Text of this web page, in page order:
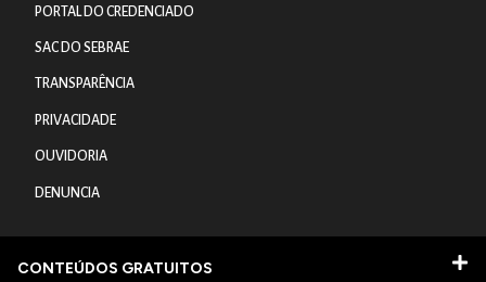
PORTAL DO CREDENCIADO
SAC DO SEBRAE
TRANSPARÊNCIA
PRIVACIDADE
OUVIDORIA
DENUNCIA
CONTEÚDOS GRATUITOS